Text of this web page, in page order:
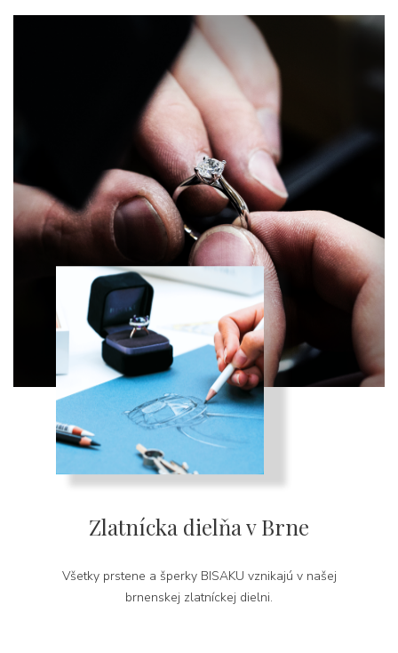
Zlatnícka dielňa v Brne
Všetky prstene a šperky BISAKU vznikajú v našej
brnenskej zlatníckej dielni.